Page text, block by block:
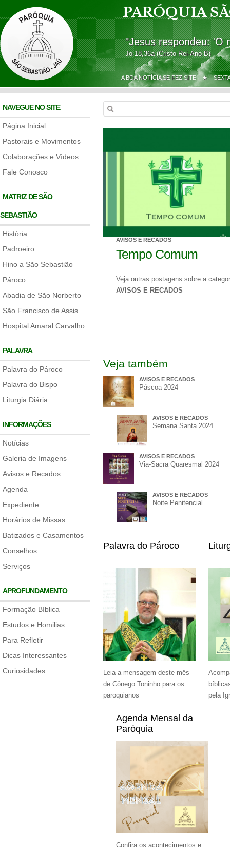
PARÓQUIA
"Jesus respondeu: 'O
Jo 18,36a (Cristo Rei-Ano B)
A BOA NOTÍCIA SE FEZ SITE ★
NAVEGUE NO SITE
Página Inicial
Pastorais e Movimentos
Colaborações e Vídeos
Fale Conosco
MATRIZ DE SÃO
SEBASTIÃO
História
Padroeiro
Hino a São Sebastião
Pároco
Abadia de São Norberto
São Francisco de Assis
Hospital Amaral Carvalho
PALAVRA
Palavra do Pároco
Palavra do Bispo
Liturgia Diária
INFORMAÇÕES
Notícias
Galeria de Imagens
Avisos e Recados
Agenda
Expediente
Horários de Missas
Batizados e Casamentos
Conselhos
Serviços
APROFUNDAMENTO
Formação Bíblica
Estudos e Homilias
Para Refletir
Dicas Interessantes
Curiosidades
AVISOS E RECADOS
Tempo Comum
Veja outras postagens sobre a
AVISOS E RECADOS
Veja também
AVISOS E RECADOS
Páscoa 2024
AVISOS E RECADOS
Semana Santa 2024
AVISOS E RECADOS
Via-Sacra Quaresmal 2024
AVISOS E RECADOS
Noite Penitencial
Palavra do Pároco
Leia a mensagem deste mês
de Cônego Toninho para os
paroquianos
pela
Agenda Mensal da
Paróquia
Confira os acontecimentos e